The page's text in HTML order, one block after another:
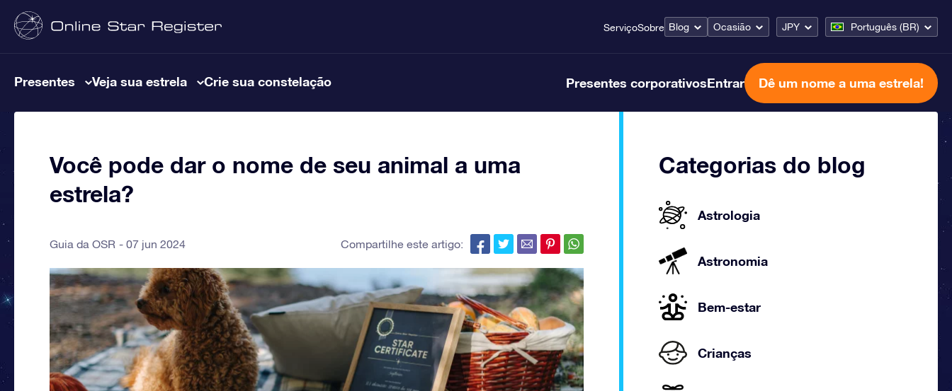
ServiçoSobre Blog Ocasião JPY Português (BR)
Presentes Veja sua estrela Crie sua constelação Presentes corporativosEntrar Dê um nome a uma estrela!
Você pode dar o nome de seu animal a uma
estrela?
Guia da OSR 07 jun 2024 Compartilhe este artigo:
Categorias do blog
Astrologia
Astronomia
Bem-estar
Crianças